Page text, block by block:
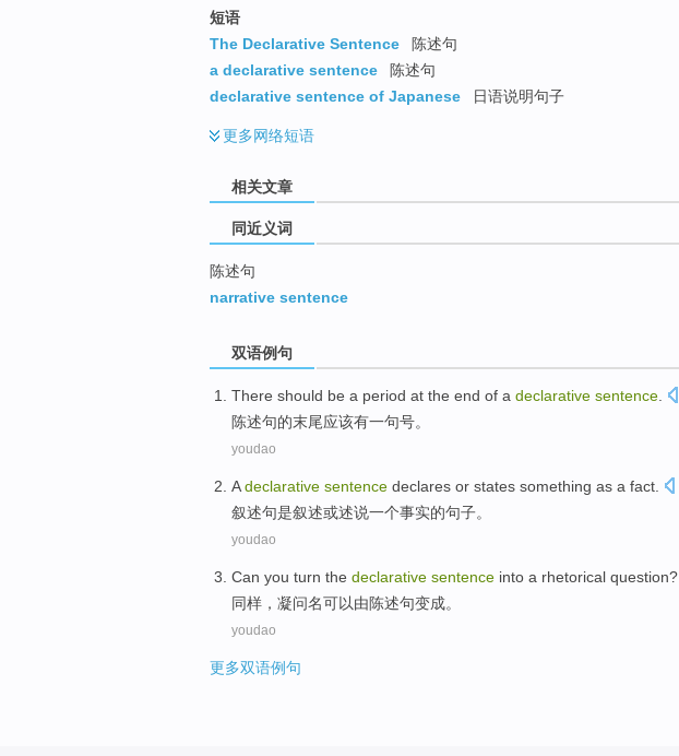
短语
The Declarative Sentence
陈述句
a declarative sentence
陈述句
declarative sentence of Japanese
日语说明句子
更多网络短语
相关文章
同近义词
陈述句
narrative sentence
双语例句
There should be a period at the end of a declarative sentence
陈述句的末尾应该有一句号。
youdao
A declarative sentence declares or states something as a fact
叙述句是叙述或述说一个事实的句子。
youdao
Can you turn the declarative sentence into a rhetorical question?
同样，凝问名可以由陈述句变成。
youdao
更多双语例句